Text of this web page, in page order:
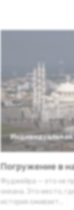
Индивидуальная
Погружение в
Фуджейра — это не
океана. Это место,
история оживает...